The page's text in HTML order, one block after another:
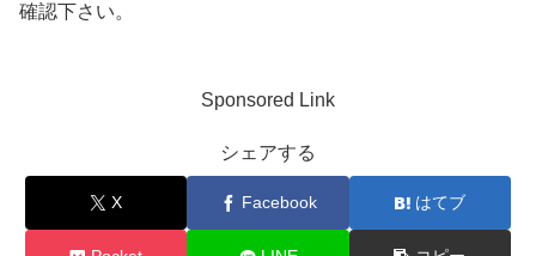
確認下さい。
Sponsored Link
シェアする
X Facebook はてブ